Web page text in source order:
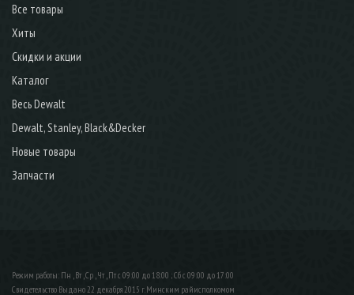
Все товары
Хиты
Скидки и акции
Каталог
Весь Dewalt
Dewalt, Stanley, Black&Decker
Новые товары
Запчасти
Режим работы: Пн , Вт , Ср , Чт , Пт c 09:00 до 18:00 ; Сб c 09:00 до 17:00
Свидетельство Выдано 22 декабря 2015 г. Минским райисполкомом